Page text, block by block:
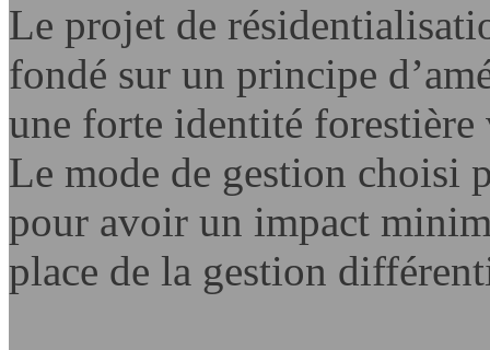
Le projet de
fondé sur un principe
une forte identité
Le mode de gestion choisi
pour avoir un impact
place de la gestion